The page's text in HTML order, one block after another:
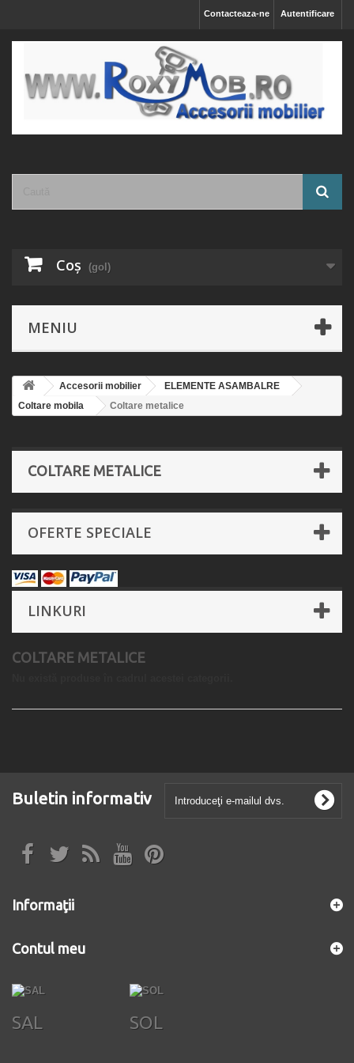
Autentificare
Contacteaza-ne
Coş (gol)
MENIU
Accesorii mobilier
ELEMENTE ASAMBALRE
Coltare mobila
Coltare metalice
COLTARE METALICE
OFERTE SPECIALE
LINKURI
COLTARE METALICE
Buletin informativ
Informaţii
Contul meu
SAL SOL